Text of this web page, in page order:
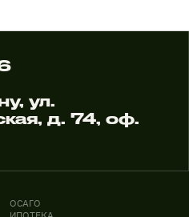
ул.
д. 74, оф.
ОСАГО